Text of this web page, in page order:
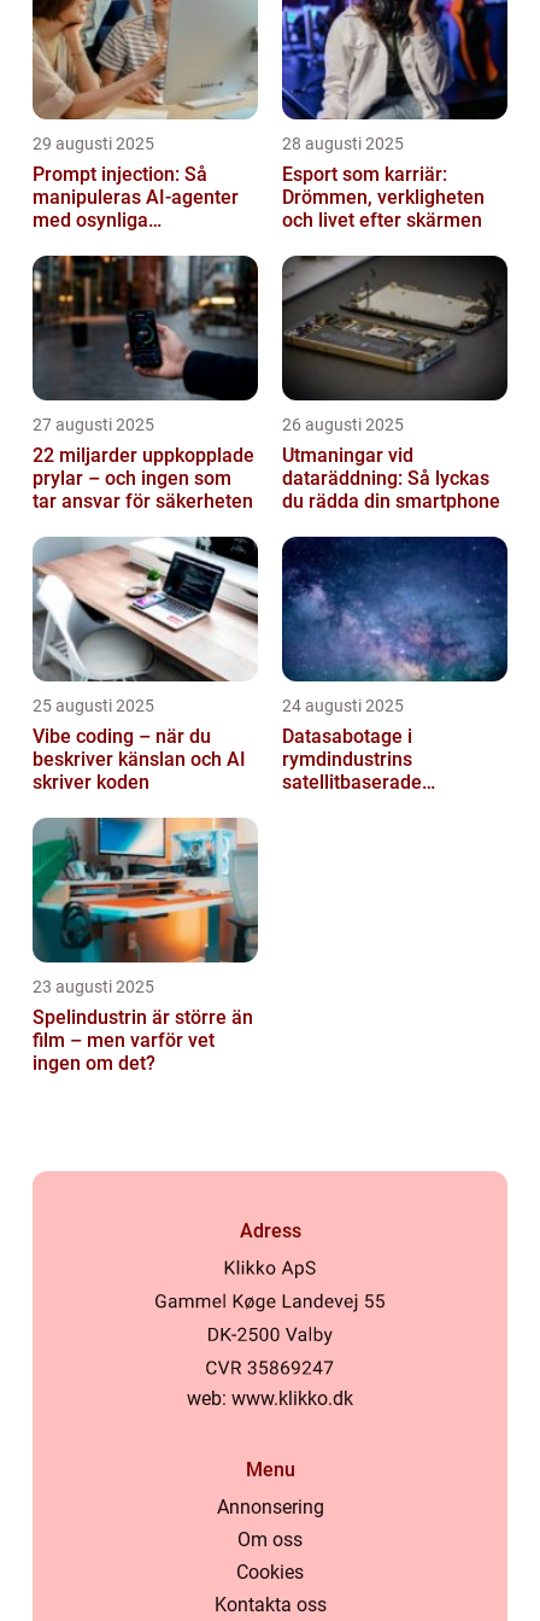
29 augusti 2025
Prompt injection: Så
manipuleras AI-agenter
med osynliga
28 augusti 2025
Esport som karriär:
Drömmen, verkligheten
och livet efter skärmen
27 augusti 2025
22 miljarder uppkopplade
prylar – och ingen som
tar ansvar för säkerheten
26 augusti 2025
Utmaningar vid
dataräddning: Så lyckas
du rädda din smartphone
25 augusti 2025
Vibe coding – när du
beskriver känslan och AI
skriver koden
24 augusti 2025
Datasabotage i
rymdindustrins
satellitbaserade
23 augusti 2025
Spelindustrin är större än
film – men varför vet
ingen om det?
Adress
web: www.klikko.dk
Menu
Annonsering
Om oss
Cookies
Kontakta oss